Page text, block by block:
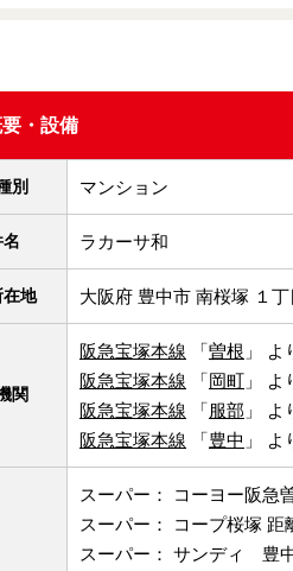
・設備
別 マンション
ラカーサ和
地 大阪府 豊中市 南桜塚 １丁
関
阪急宝塚本線 「曽根 」 よ
阪急宝塚本線 「岡町 」 よ
阪急宝塚本線 「服部 」 よ
阪急宝塚本線 「豊中 」 よ
スーパー： コーヨー阪急
スーパー： コープ桜塚 距
スーパー： サンディ 豊